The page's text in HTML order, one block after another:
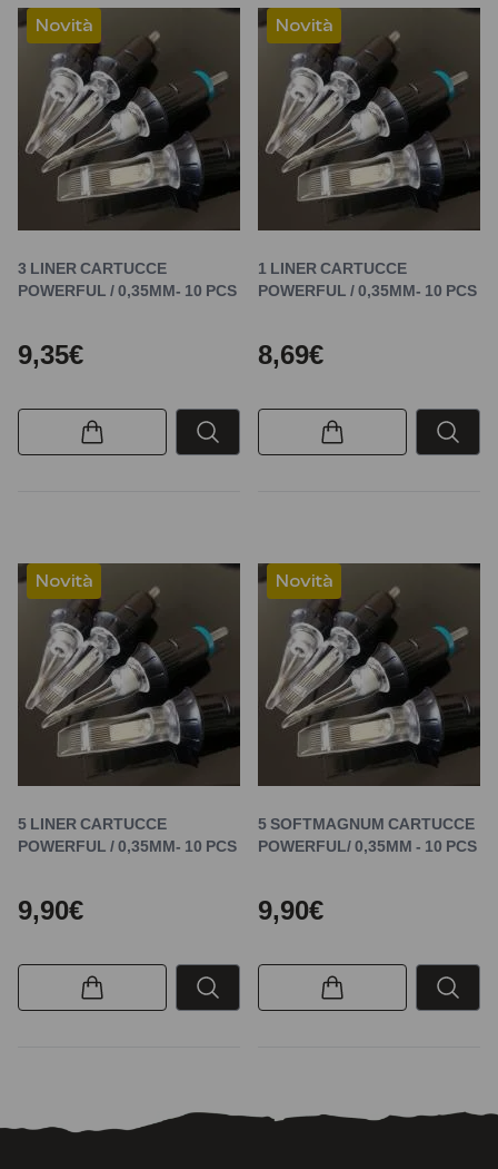
Novità
3 LINER CARTUCCE
POWERFUL / 0,35MM- 10 PCS
9,35€
Novità
1 LINER CARTUCCE
POWERFUL / 0,35MM- 10 PCS
8,69€
Novità
5 LINER CARTUCCE
POWERFUL / 0,35MM- 10 PCS
9,90€
Novità
5 SOFTMAGNUM CARTUCCE
POWERFUL/ 0,35MM - 10 PCS
9,90€